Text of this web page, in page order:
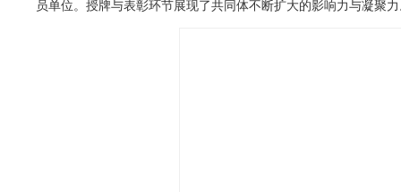
员单位。授牌与表彰环节展现了共同体不断扩大的影响力与凝聚